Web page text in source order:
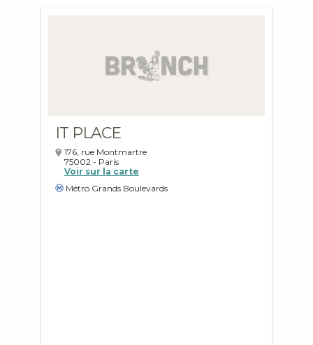
IT PLACE
176, rue Montmartre
75002 - Paris
Voir sur la carte
Métro Grands Boulevards